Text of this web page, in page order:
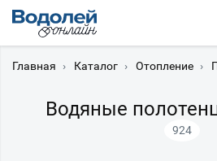
Главная › Каталог › Отопление ›
Водяные
924